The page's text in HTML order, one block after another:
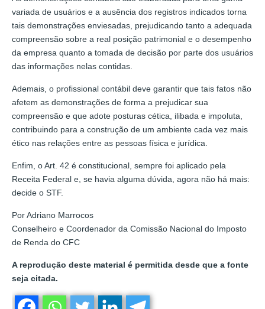
variada de usuários e a ausência dos registros indicados torna
tais demonstrações enviesadas, prejudicando tanto a adequada
compreensão sobre a real posição patrimonial e o desempenho
da empresa quanto a tomada de decisão por parte dos usuários
das informações nelas contidas.
Ademais, o profissional contábil deve garantir que tais fatos não
afetem as demonstrações de forma a prejudicar sua
compreensão e que adote posturas cética, ilibada e impoluta,
contribuindo para a construção de um ambiente cada vez mais
ético nas relações entre as pessoas física e jurídica.
Enfim, o Art. 42 é constitucional, sempre foi aplicado pela
Receita Federal e, se havia alguma dúvida, agora não há mais:
decide o STF.
Por Adriano Marrocos
Conselheiro e Coordenador da Comissão Nacional do Imposto
de Renda do CFC
A reprodução deste material é permitida desde que a fonte
seja citada.